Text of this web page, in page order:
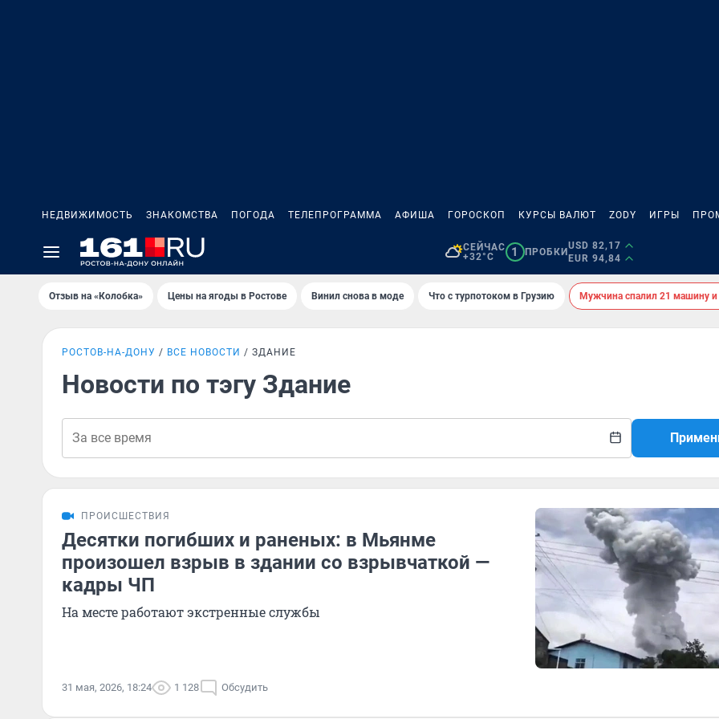
НЕДВИЖИМОСТЬ ЗНАКОМСТВА ПОГОДА ТЕЛЕПРОГРАММА АФИША ГОРОСКОП КУРСЫ ВАЛЮТ ZODY ИГРЫ
СЕЙЧАС
+32°C
1 ПРОБКИ
USD 82,17
EUR 94,84
Отзыв на «Колобка» Цены на ягоды в Ростове Винил снова в моде Что с турпотоком в Грузию Мужчина спалил 21 машину
РОСТОВ-НА-ДОНУ ВСЕ НОВОСТИ ЗДАНИЕ
Новости по тэгу Здание
ПРОИСШЕСТВИЯ
Десятки погибших и раненых: в Мьянме
произошел взрыв в здании со взрывчаткой —
кадры ЧП
На месте работают экстренные службы
31 мая, 2026, 18:24 1 128 Обсудить